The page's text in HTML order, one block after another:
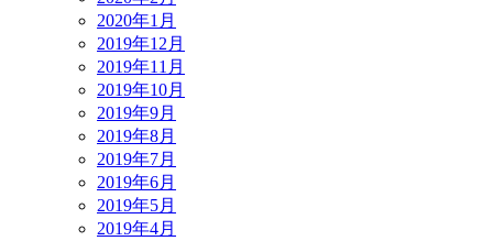
2020年1月
2019年12月
2019年11月
2019年10月
2019年9月
2019年8月
2019年7月
2019年6月
2019年5月
2019年4月